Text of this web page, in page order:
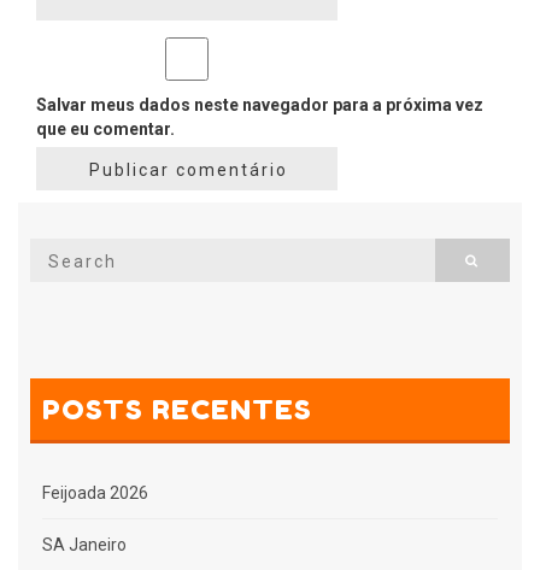
Salvar meus dados neste navegador para a próxima vez
que eu comentar.
for:
POSTS RECENTES
Feijoada 2026
SA Janeiro